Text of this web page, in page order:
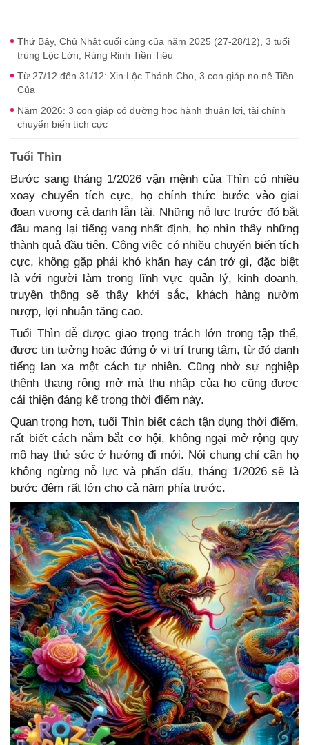
Thứ Bảy, Chủ Nhật cuối cùng của năm 2025 (27-28/12), 3 tuổi
trúng Lộc Lớn, Rủng Rỉnh Tiền Tiêu
Từ 27/12 đến 31/12: Xin Lộc Thánh Cho, 3 con giáp no nê Tiền
Của
Năm 2026: 3 con giáp có đường học hành thuận lợi, tài chính
chuyển biến tích cực
Tuổi Thìn
Bước sang tháng 1/2026 vận mệnh của Thìn có nhiều
xoay chuyển tích cực, họ chính thức bước vào giai
đoạn vượng cả danh lẫn tài. Những nỗ lực trước đó bắt
đầu mang lại tiếng vang nhất định, họ nhìn thây những
thành quả đầu tiên. Công việc có nhiều chuyển biến tích
cực, không gặp phải khó khăn hay cản trở gì, đặc biệt
là với người làm trong lĩnh vực quản lý, kinh doanh,
truyền thông sẽ thấy khởi sắc, khách hàng nườm
nượp, lợi nhuận tăng cao.
Tuổi Thìn dễ được giao trọng trách lớn trong tập thể,
được tin tưởng hoặc đứng ở vị trí trung tâm, từ đó danh
tiếng lan xa một cách tự nhiên. Cũng nhờ sự nghiệp
thênh thang rộng mở mà thu nhập của họ cũng được
cải thiện đáng kể trong thời điểm này.
Quan trọng hơn, tuổi Thìn biết cách tận dụng thời điểm,
rất biết cách nắm bắt cơ hội, không ngại mở rộng quy
mô hay thử sức ở hướng đi mới. Nói chung chỉ cần họ
không ngừng nỗ lực và phấn đấu, tháng 1/2026 sẽ là
bước đệm rất lớn cho cả năm phía trước.